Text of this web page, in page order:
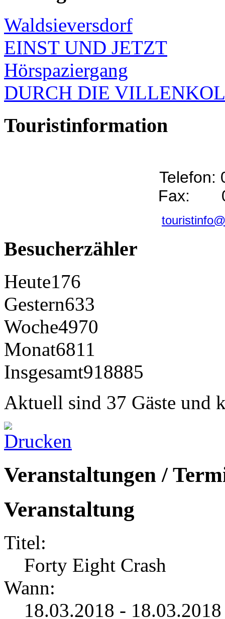
Waldsieversdorf
EINST UND JETZT
Hörspaziergang
DURCH DIE
Touristinformation
Telefon:
Fax:
Besucherzähler
Heute176
Gestern633
Woche4970
Monat6811
Insgesamt918885
Aktuell sind 37 Gäste und
Veranstaltungen /
Veranstaltung
Titel:
Forty Eight Crash
Wann:
18.03.2018 -